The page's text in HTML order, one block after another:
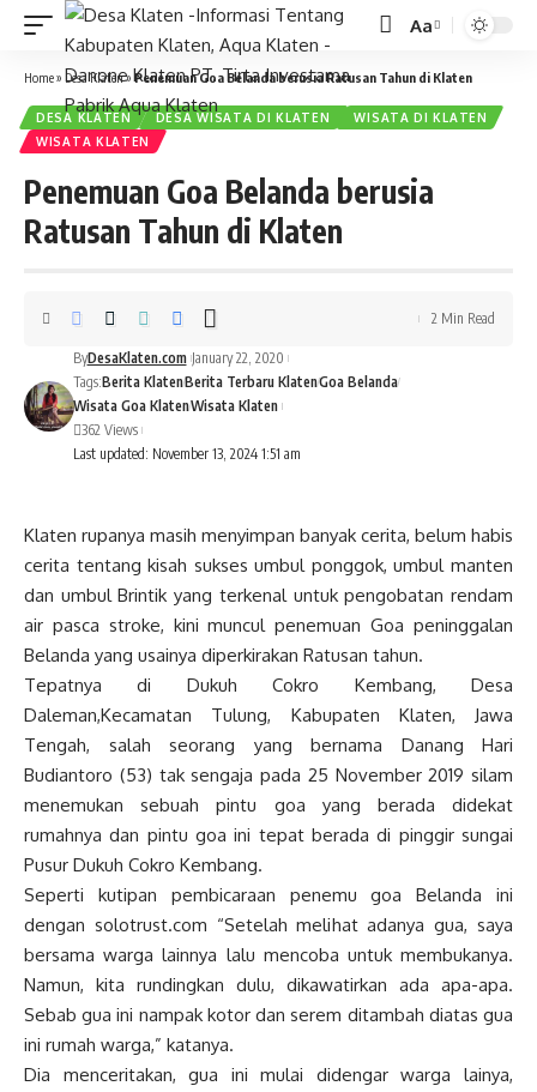
Font
Resizer
Aa
Home» Desa Klaten» Penemuan Goa Belanda berusia Ratusan Tahun di Klaten
DESA KLATEN DESA WISATA DI KLATEN
WISATA DI KLATEN
WISATA KLATEN
Penemuan Goa Belanda berusia
Ratusan Tahun di Klaten
Last updated: November 13, 2024 1:51 am
ByDesaKlaten.com January 22, 2020
Tags:Berita KlatenBerita Terbaru KlatenGoa Belanda
Wisata Goa KlatenWisata Klaten
362 Views
2 Min Read
Klaten rupanya masih menyimpan banyak cerita, belum habis
cerita tentang kisah sukses umbul ponggok, umbul manten
dan umbul Brintik yang terkenal untuk pengobatan rendam
air pasca stroke, kini muncul penemuan Goa peninggalan
Belanda yang usainya diperkirakan Ratusan tahun.
Tepatnya di Dukuh Cokro Kembang, Desa
Daleman,Kecamatan Tulung, Kabupaten Klaten, Jawa
Tengah, salah seorang yang bernama Danang Hari
Budiantoro (53) tak sengaja pada 25 November 2019 silam
menemukan sebuah pintu goa yang berada didekat
rumahnya dan pintu goa ini tepat berada di pinggir sungai
Pusur Dukuh Cokro Kembang.
Seperti kutipan pembicaraan penemu goa Belanda ini
dengan solotrust.com “Setelah melihat adanya gua, saya
bersama warga lainnya lalu mencoba untuk membukanya.
Namun, kita rundingkan dulu, dikawatirkan ada apa-apa.
Sebab gua ini nampak kotor dan serem ditambah diatas gua
ini rumah warga,” katanya.
Dia menceritakan, gua ini mulai didengar warga lainya,